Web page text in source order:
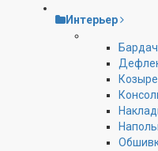
Интерьер